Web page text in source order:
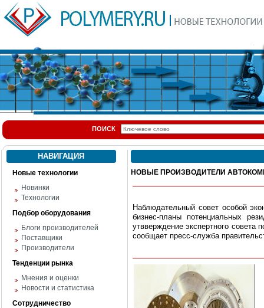
ПОИСК
НАВИГАЦИЯ
Новые технологии
Новинки
Технологии
Подбор оборудования
Блоги производителей
Поставщики
Производители
Тенденции рынка
Мнения и оценки
Новости и статистика
Сотрудничество
НОВЫЕ ПРОИЗВОДИТЕЛИ
Наблюдательный совет особой
бизнес-планы потенциальных
утвверждение экспертного
сообщает пресс-служба